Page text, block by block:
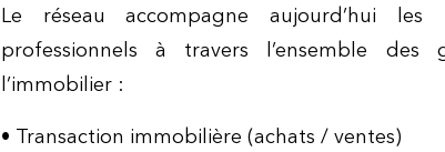
Le réseau accompagne aujourd’hui
professionnels à travers l’ensemble des
l’immobilier :
• Transaction immobilière (achats / ventes)